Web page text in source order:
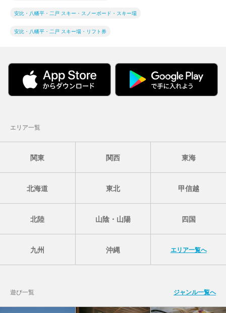
安比・八幡平・二戸 スキー・スノーボード・スキー場
安比・八幡平・二戸 スキー場・リフト券
エリア一覧
関東 関西 東海
北海道 東北 甲信越
北陸 山陰・山陽 四国
九州 沖縄 エリア一覧へ
遊び一覧 ジャンル一覧へ